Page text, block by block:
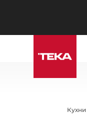
Кухни